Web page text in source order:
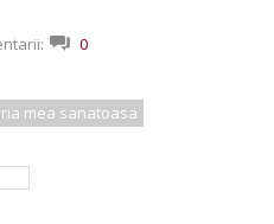
0
mea sanatoasa